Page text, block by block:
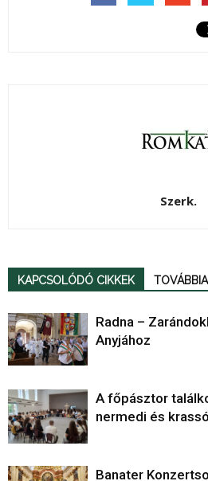
Szerk.
KAPCSOLÓDÓ CIKKEK
Radna –
Anyjához
A főpásztor
nermedi és
Banater